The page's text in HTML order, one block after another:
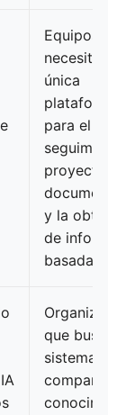
Equipos
necesitan
única
plataforma
para el
proyectos,
y la
de
basada en
que buscan
sistema de